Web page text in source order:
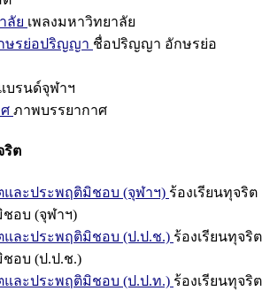
ลัย เพลงมหาวิทยาลัย
ษรย่อปริญญา ชื่อปริญญา อักษรย่อ
บรนด์จุฬาฯ
ภาพบรรยากาศ
ริต
และประพฤติมิชอบ (จุฬาฯ) ร้องเรียนทุจริต
อบ (จุฬาฯ)
และประพฤติมิชอบ (ป.ป.ช.) ร้องเรียนทุจริต
อบ (ป.ป.ช.)
และประพฤติมิชอบ (ป.ป.ท.) ร้องเรียนทุจริต